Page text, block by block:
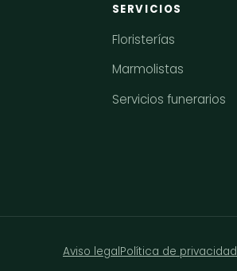
SERVICIOS
Floristerías
Marmolistas
Servicios funerarios
Aviso legalPolítica de privacidad